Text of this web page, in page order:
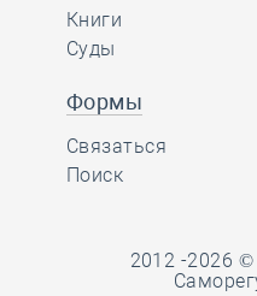
Книги
Суды
Формы
Связаться
Поиск
2012 -2026